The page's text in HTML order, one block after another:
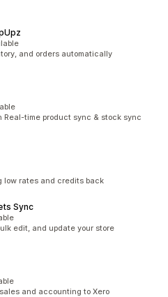
and orders automatically
time product sync & stock sync
low rates and credits back
Sync
edit, and update your store
and accounting to Xero